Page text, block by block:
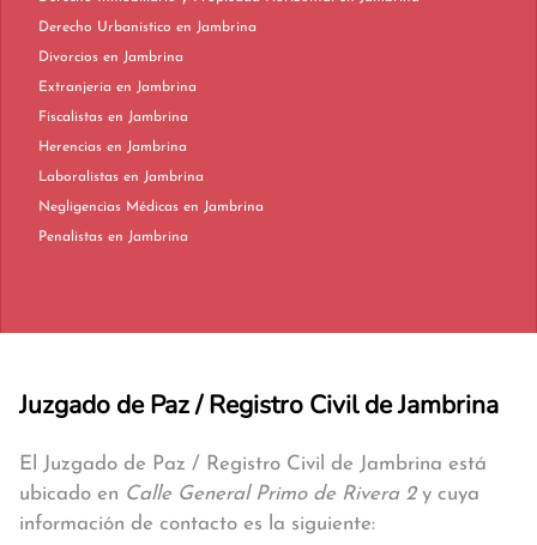
Derecho Urbanístico en Jambrina
Divorcios en Jambrina
Extranjería en Jambrina
Fiscalistas en Jambrina
Herencias en Jambrina
Laboralistas en Jambrina
Negligencias Médicas en Jambrina
Penalistas en Jambrina
Juzgado de Paz / Registro Civil de Jambrina
El Juzgado de Paz / Registro Civil de Jambrina está
ubicado en Calle General Primo de Rivera 2y cuya
información de contacto es la siguiente: